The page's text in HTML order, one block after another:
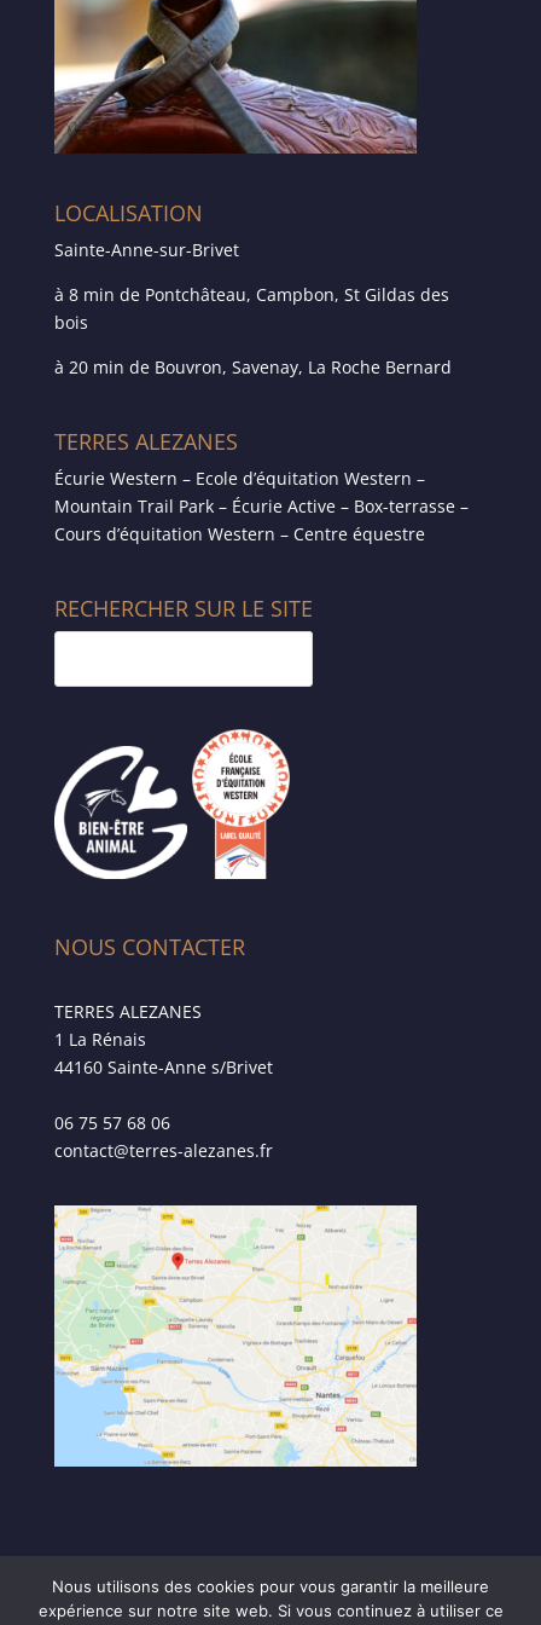
LOCALISATION
Sainte-Anne-sur-Brivet
à 8 min de Pontchâteau, Campbon, St Gildas des
bois
à 20 min de Bouvron, Savenay, La Roche Bernard
TERRES ALEZANES
Écurie Western – Ecole d’équitation Western –
Mountain Trail Park – Écurie Active – Box-terrasse –
Cours d’équitation Western – Centre équestre
RECHERCHER SUR LE SITE
NOUS CONTACTER
TERRES ALEZANES
1 La Rénais
44160 Sainte-Anne s/Brivet
06 75 57 68 06
contact@terres-alezanes.fr
Nous utilisons des cookies pour vous garantir la meilleure
expérience sur notre site web. Si vous continuez à utiliser ce